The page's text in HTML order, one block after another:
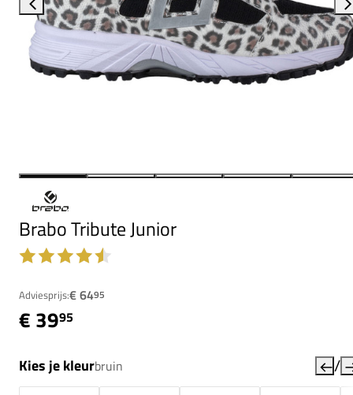
Brabo Tribute Junior
Adviesprijs:€ 6495
€ 3995
Kies je kleurbruin /